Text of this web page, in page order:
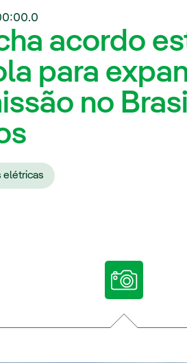
vozes
acordo
para
no
elétricas